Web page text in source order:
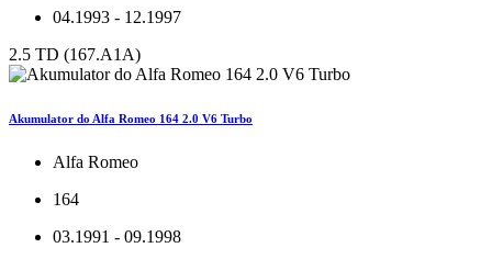
04.1993 - 12.1997
2.5 TD (167.A1A)
Akumulator do Alfa Romeo 164 2.0 V6 Turbo
Alfa Romeo
164
03.1991 - 09.1998